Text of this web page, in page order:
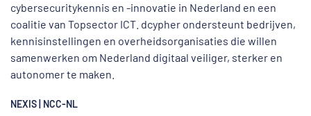
cybersecuritykennis en -innovatie in Nederland en een
coalitie van Topsector ICT. dcypher ondersteunt bedrijven,
kennisinstellingen en overheidsorganisaties die willen
samenwerken om Nederland digitaal veiliger, sterker en
autonomer te maken.
NEXIS | NCC-NL